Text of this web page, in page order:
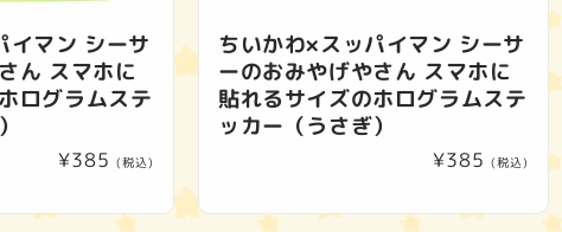
イマン シーサ
ん スマホに
ログラムステ
通
価
¥385 (税込)
ちいかわ×スッパイマン シーサ
ーのおみやげやさん スマホに
貼れるサイズのホログラムステ
ッカー（うさぎ）
通
¥385 (税込)